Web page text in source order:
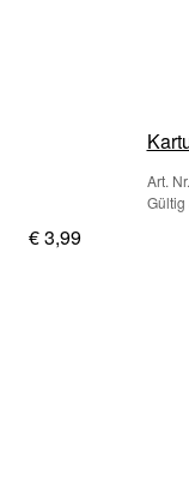
Art.
Gültig
€ 3,99